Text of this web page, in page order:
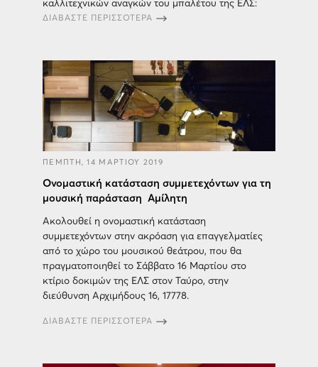
καλλιτεχνικών αναγκών του μπαλέτου της ΕΛΣ:
ΔΙΑΒΑΣΤΕ ΠΕΡΙΣΣΟΤΕΡΑ
ΠΕΜΠΤΗ, 14 ΜΑΡΤΙΟΥ 2019
Ονομαστική κατάσταση συμμετεχόντων για τη
μουσική παράσταση Αμίλητη
Ακολουθεί η ονομαστική κατάσταση
συμμετεχόντων στην ακρόαση για επαγγελματίες
από το χώρο του μουσικού θεάτρου, που θα
πραγματοποιηθεί το Σάββατο 16 Μαρτίου στο
κτίριο δοκιμών της ΕΛΣ στον Ταύρο, στην
διεύθυνση Aρχιμήδους 16, 17778.
ΔΙΑΒΑΣΤΕ ΠΕΡΙΣΣΟΤΕΡΑ